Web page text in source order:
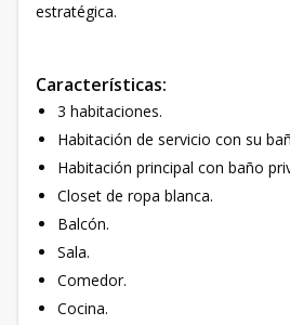
estratégica.
Características:
3 habitaciones.
Habitación de servicio con su
Habitación principal con baño
Closet de ropa blanca.
Balcón.
Sala.
Comedor.
Cocina.